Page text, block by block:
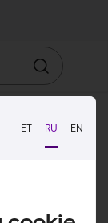
ET RU EN
Искать